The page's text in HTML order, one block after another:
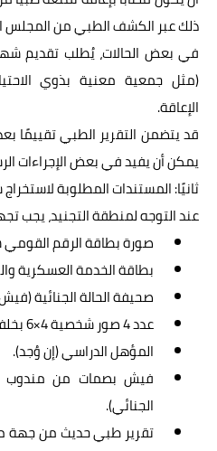
ذلك عبر الكشف الطبي من المجلس
في بعض الحالات، يُطلب تقديم
(مثل جمعية معنية بذوي
الإعاقة.
قد يتضمن التقرير الطبي تقييمًا
يمكن أن يفيد في بعض الإجراءات
ثانيًا: المستندات المطلوبة لاستخراج
عند التوجه لمنطقة التجنيد، يجب
صورة بطاقة الرقم القومي
بطاقة الخدمة العسكرية والوطنية (6
صحيفة الحالة الجنائية
عدد 4 صور شخصية 4×6 بخلفية بيضاء.
المؤهل الدراسي (إن وُجد).
فيش بصمات من مندوب
الجنائي).
تقرير طبي حديث من